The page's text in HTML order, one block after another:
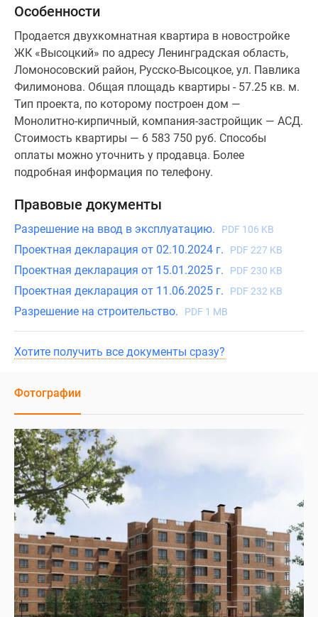
Особенности
Продается двухкомнатная квартира в новостройке
ЖК «Высоцкий» по адресу Ленинградская область,
Ломоносовский район, Русско-Высоцкое, ул. Павлика
Филимонова. Общая площадь квартиры - 57.25 кв. м.
Тип проекта, по которому построен дом —
Монолитно-кирпичный, компания-застройщик — АСД.
Стоимость квартиры — 6 583 750 руб. Способы
оплаты можно уточнить у продавца. Более
подробная информация по телефону.
Правовые документы
Разрешение на ввод в эксплуатацию. PDF 106 KB
Проектная декларация от 02.10.2024 г. PDF 227 KB
Проектная декларация от 15.01.2025 г. PDF 230 KB
Проектная декларация от 11.06.2025 г. PDF 232 KB
Разрешение на строительство. PDF 1 MB
Хотите получить все документы сразу?
Фотографии